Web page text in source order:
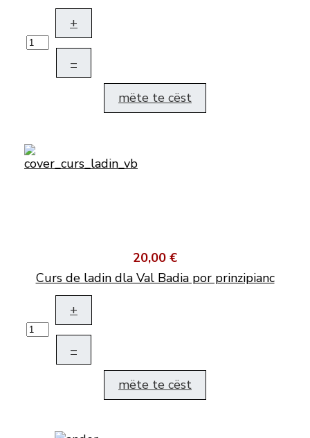
+
–
mëte te cëst
20,00 €
Curs de ladin dla Val Badia por prinzipianc
+
–
mëte te cëst